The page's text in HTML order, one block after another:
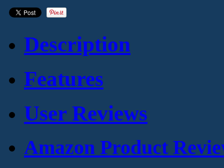
Description
Features
User Reviews
Amazon Product